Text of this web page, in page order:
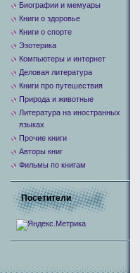
Биографии и мемуары
Книги о здоровье
Книги о спорте
Эзотерика
Компьютеры и интернет
Деловая литература
Книги про путешествия
Природа и животные
Литература на иностранных
языках
Прочие книги
Авторы книг
Фильмы по книгам
Посетители